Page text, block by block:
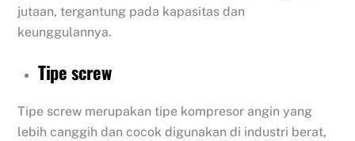
jutaan, tergantung pada kapasitas dan
keunggulannya.
Tipe screw
Tipe screw merupakan tipe kompresor angin yang
lebih canggih dan cocok digunakan di industri berat,